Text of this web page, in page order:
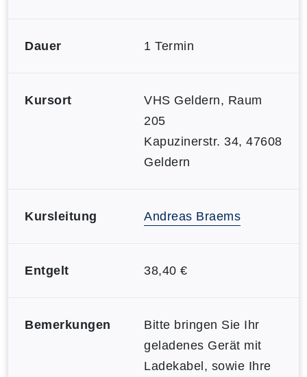
Dauer 1 Termin
Kursort
VHS Geldern, Raum
205
Kapuzinerstr. 34, 47608
Geldern
Kursleitung Andreas Braems
Entgelt 38,40 €
Bemerkungen
Bitte bringen Sie Ihr
geladenes Gerät mit
Ladekabel, sowie Ihre